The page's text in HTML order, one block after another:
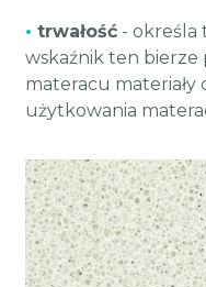
• trwałość - określa
wskaźnik ten
materacu materiały
użytkowania